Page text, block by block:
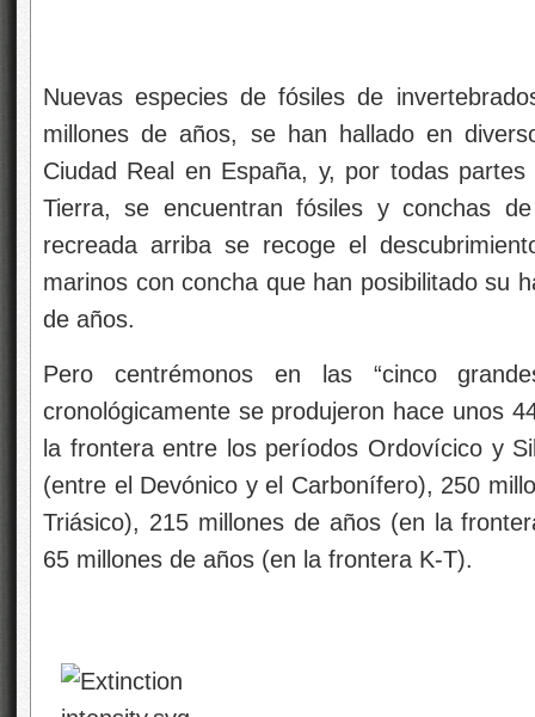
Nuevas especies de fósiles de
millones de años, se han hallado en
Ciudad Real en España, y, por todas
Tierra, se encuentran fósiles y conchas
recreada arriba se recoge el
marinos con concha que han posibilitado su
de años.
Pero centrémonos en las “cinco
cronológicamente se produjeron hace unos
la frontera entre los períodos Ordovícico y
(entre el Devónico y el Carbonífero), 250
Triásico), 215 millones de años (en la
65 millones de años (en la frontera K-T).